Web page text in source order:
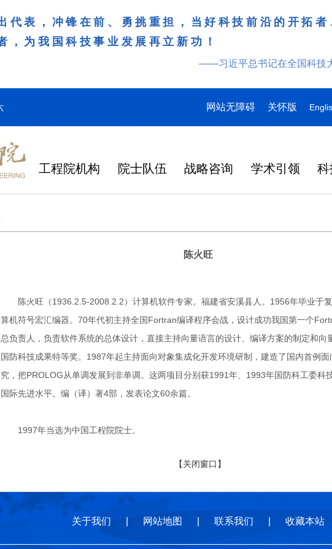
代表，冲锋在前、勇挑重担，当好科技前沿的开拓
，为我国科技事业发展再立新功！
——习近平总书记在全国科技
网站无障碍 关怀版
工程院机构 院士队伍 战略咨询 学术引领
陈火旺
陈火旺（1936.2.5-2008.2.2）计算机软件专家。福建省安溪县人。1956年毕业于
算机符号宏汇编器。70年代初主持全国Fortran编译程序会战，设计成功我国第一个
总负责人，负责软件系统的总体设计，直接主持向量语言的设计、编译方案的制定和向
国防科技成果特等奖。1987年起主持面向对象集成化开发环境研制，建造了国内首例
究，把PROLOG从单调发展到非单调。这两项目分别获1991年、1993年国防科工委科
国际先进水平。编（译）著4部，发表论文60余篇。
1997年当选为中国工程院院士。
【关闭窗口】
关于我们 网站地图 联系我们 收藏本站